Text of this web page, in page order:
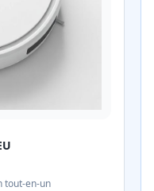
tout-en-un